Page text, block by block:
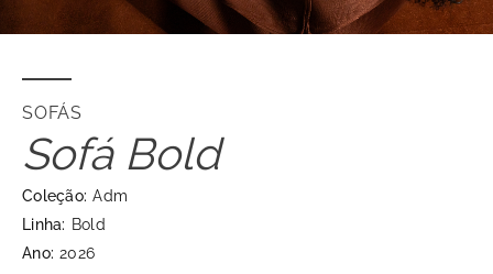
SOFÁS
Sofá Bold
Coleção: Adm
Linha: Bold
Ano: 2026